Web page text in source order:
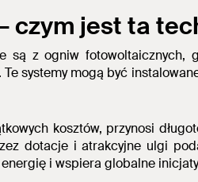
czym jest ta
są z ogniw fotowoltaicznych,
Te systemy mogą być
kosztów, przynosi
dotacje i atrakcyjne ulgi
i wspiera globalne